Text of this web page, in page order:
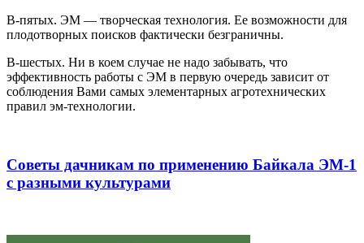
В-пятых. ЭМ — творческая технология. Ее возможности для
плодотворных поисков фактически безграничны.
В-шестых. Ни в коем случае не надо забывать, что
эффективность работы с ЭМ в первую очередь зависит от
соблюдения Вами самых элементарных агротехнических
правил эм-технологии.
Советы дачникам по применению Байкала ЭМ-1
с разными культурами